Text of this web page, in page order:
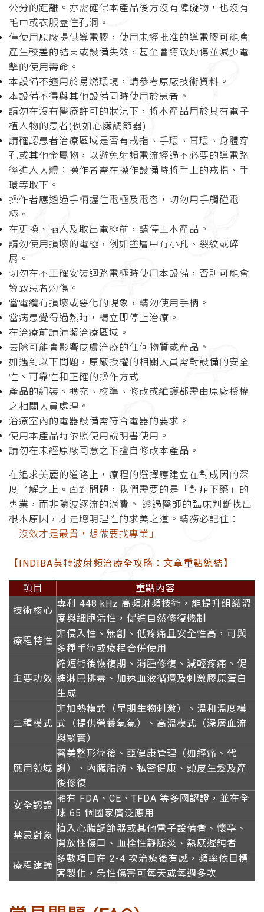
公分的距離。亦需確保本產品後方沒有障礙物，也沒有
毛巾或衣服蓋住孔洞。
僅使用原廠提供導電膠，使用未經批准的導電膠可能會
產生較差的結果或設備失效，甚至會導致灼傷並減少電
擊的使用壽命。
本設備不適用於易燃環境，請參考原廠技術資料。
本設備不得與其他設備同時使用於患者。
請勿在沒有醫療許可的狀況下，將本產品用於具有電子
植入物的患者(例如心臟調節器)
請確認患者治療區域是否有戒指、手環、耳環、身體穿
孔或其他金屬物，以避免射頻電流經過不必要的導電路
徑進入人體；操作者需在操作設備時將手上的戒指、手
環等取下。
操作者應透過手柄握住電極及電容，切勿用手觸碰電
極。
在更換、插入及取出電極前，請停止本產品。
請勿使用損壞的電極，例如塗層中有小孔、裂紋或碎
屑。
切勿在不正確安裝迴路電極時使用本設備，否則可能會
導致患者灼傷。
當電纜有損壞或惡化的現象，請勿使用手柄。
當病患覺得過熱時，請立即停止治療。
在治療前請清潔治療區域。
去除可能會影響皮膚治療的任何物質或產品。
如遇到以下問題，原廠授權的相關人員需對設備的安全
性、可靠性和正確的操作方式
產品的組裝、擴充、校準、修改或維護都需由原廠授權
之相關人員處理。
治療室內的電器設備需符合電器的要求。
使用本產品時依照使用說明書使用。
請勿在未經原廠同意之下擅自修改本產品。
在追求美麗的道路上，療程的選擇應建立在對成因的深
度了解之上。面對問題，我們需要的是「對症下藥」的
專業，而非隨波逐流的消費。 透過醫師的臨床判斷找出
根本原因，才是聰明理性的求美之道。請務必記住：
「沒效才是最貴，想做要找專業」
【INDIBA英特波射頻治療全攻略：文章重點總結】
項目
重點內容
技術核心
專利 448 kHz 高頻射頻技術，能提升組織溫
度與細胞活性，促進自然修復機制
療程特性
非侵入性、無創、低疼痛且安全性高，可與
多種手術或療程合併使用
主要功效
縮短術後恢復期、消腫修復、減輕疼痛、促
進淋巴排毒、加速血液循環及刺激膠原蛋白
生成
三種模式
非加熱模式（早期生物刺激）、溫和溫度模
式（提供營養氧氣）、高溫模式（深層血流
與緊實）
應用領域
醫美整形術後、亞健康管理（如經痛、代
謝）、內臟脂肪、私密健康、頭皮生髮及產
後修復
安全認證
擁有 FDA、CE、TFDA 等多國認證，並在全
球 65 個國家廣泛應用
禁忌對象
植入心臟調節器或其他電子設備者、懷孕、
開放性傷口、血栓性靜脈炎、熱感遲鈍者
療程建議
多數項目在 2-4 次治療後有感，頻率依目標
客製化，急性傷害可每天或每週多次